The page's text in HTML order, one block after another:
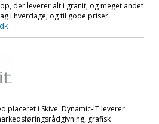
der leverer alt i granit, og meget andet
i hverdage, og til gode priser.
placeret i Skive. Dynamic-IT leverer
grafisk